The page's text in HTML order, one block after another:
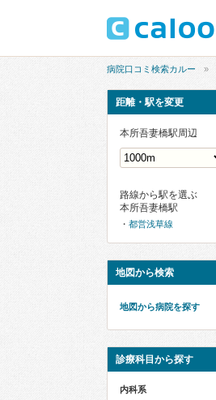
病院口コミ検索カルー
距離・駅を変更
本所吾妻橋駅周辺
路線から駅を選ぶ
本所吾妻橋駅
都営浅草線
地図から検索
地図から病院を探す
診療科目から探す
内科系